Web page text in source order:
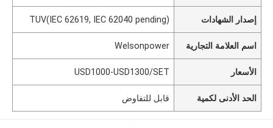
إصدار الشهادات TUV(IEC 62619, IEC 62040 pending)
اسم العلامة التجارية Welsonpower
الأسعار USD1000-USD1300/SET
الحد الأدنى لكمية قابل للتفاوض